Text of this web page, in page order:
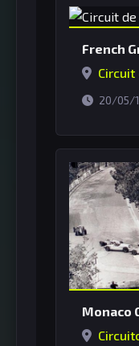
French
Circuit
20/05/
Monaco